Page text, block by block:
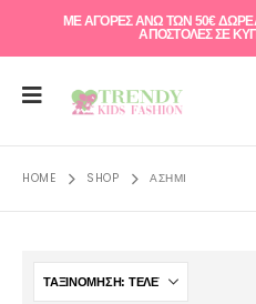
ΜΕ ΑΓΟΡΕΣ ΑΝΩ ΤΩΝ 50€
ΑΠΟΣΤΟΛΕΣ ΣΕ
HOME SHOP ΑΣΗΜΊ